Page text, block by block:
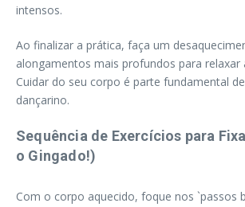
intensos.
Ao finalizar a prática, faça um
alongamentos mais profundos para relaxar
Cuidar do seu corpo é parte fundamental
dançarino.
Sequência de Exercícios para
o Gingado!)
Com o corpo aquecido, foque nos `passos